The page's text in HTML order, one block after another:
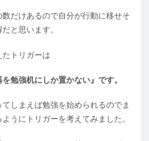
数だけあるので自分が行動に移せそ
と思います。
たトリガーは
を勉強机にしか置かない』です。
しまえば勉強を始められるのでま
うにトリガーを考えてみました。